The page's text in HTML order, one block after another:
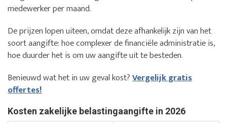
medewerker per maand.
De prijzen lopen uiteen, omdat deze afhankelijk zijn van het
soort aangifte: hoe complexer de financiële administratie is,
hoe duurder het is om uw aangifte uit te besteden.
Benieuwd wat het in uw geval kost?Vergelijk gratis
offertes!
Kosten zakelijke belastingaangifte in 2026